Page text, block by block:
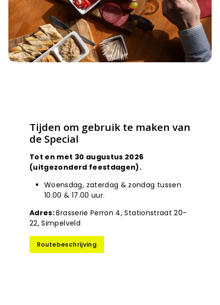
Tijden om gebruik te maken van
de Special
Tot en met 30 augustus 2026
(uitgezonderd feestdagen).
Woensdag, zaterdag & zondag tussen
10.00 & 17.00 uur.
Adres:Brasserie Perron 4, Stationstraat 20-
22, Simpelveld
Routebeschrijving